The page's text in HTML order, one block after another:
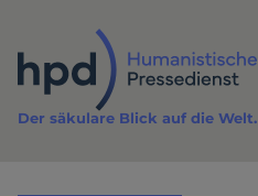
Inhalt
Der säkulare Blick auf die Welt.